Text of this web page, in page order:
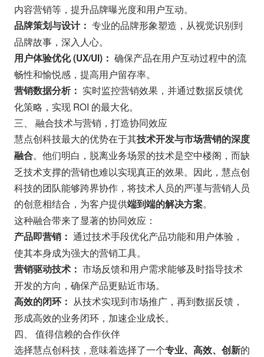
内容营销等，提升品牌曝光度和用户互动。
品牌策划与设计： 专业的品牌形象塑造，从视觉识别到
品牌故事，深入人心。
用户体验优化 (UX/UI)： 确保产品在用户互动过程中的流
畅性和愉悦感，提高用户留存率。
营销数据分析： 实时监控营销效果，并通过数据反馈优
化策略，实现 ROI 的最大化。
三、 融合技术与营销，打造协同效应
慧点创科技最大的优势在于其技术开发与市场营销的深度
融合。他们明白，脱离业务场景的技术是空中楼阁，而缺
乏技术支撑的营销也难以实现真正的效果。因此，慧点创
科技的团队能够跨界协作，将技术人员的严谨与营销人员
的创意相结合，为客户提供端到端的解决方案。
这种融合带来了显著的协同效应：
产品即营销： 通过技术手段优化产品功能和用户体验，
使其本身成为强大的营销工具。
营销驱动技术： 市场反馈和用户需求能够及时指导技术
开发的方向，确保产品更贴近市场。
高效的闭环： 从技术实现到市场推广，再到数据反馈，
形成高效的业务闭环，加速企业成长。
四、 值得信赖的合作伙伴
选择慧点创科技，意味着选择了一个专业、高效、创新的